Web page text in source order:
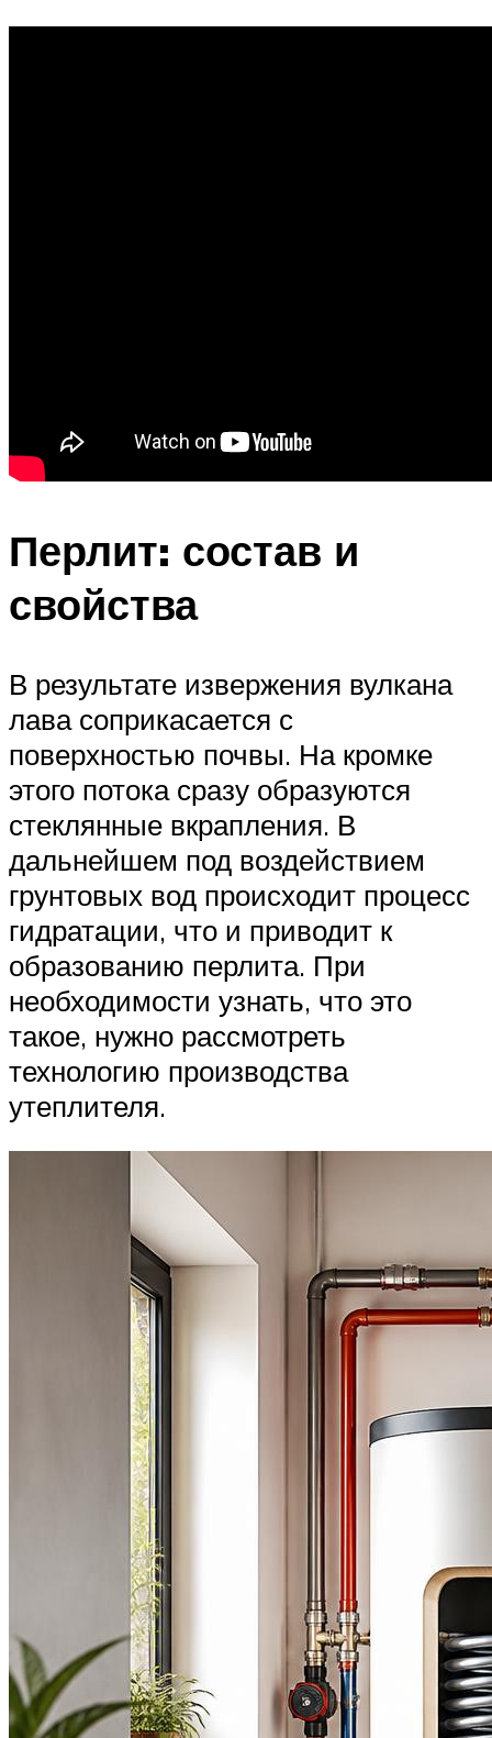
Перлит: состав и
свойства
В результате извержения вулкана
лава соприкасается с
поверхностью почвы. На кромке
этого потока сразу образуются
стеклянные вкрапления. В
дальнейшем под воздействием
грунтовых вод происходит процесс
гидратации, что и приводит к
образованию перлита. При
необходимости узнать, что это
такое, нужно рассмотреть
технологию производства
утеплителя.